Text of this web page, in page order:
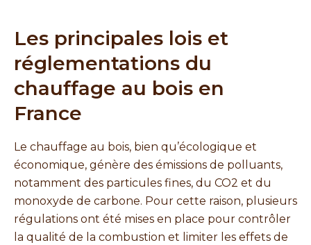
Les principales lois et
réglementations du
chauffage au bois en
France
Le chauffage au bois, bien qu’écologique et
économique, génère des émissions de polluants,
notamment des particules fines, du CO2 et du
monoxyde de carbone. Pour cette raison, plusieurs
régulations ont été mises en place pour contrôler
la qualité de la combustion et limiter les effets de